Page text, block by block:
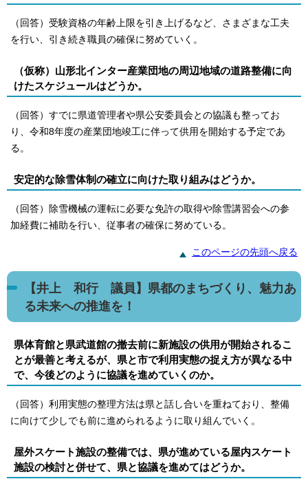
（回答）受験資格の年齢上限を引き上げるなど、さまざまな工夫
を行い、引き続き職員の確保に努めていく。
（仮称）山形北インター産業団地の周辺地域の道路整備に向
けたスケジュールはどうか。
（回答）すでに県道管理者や県公安委員会との協議も整ってお
り、令和8年度の産業団地竣工に伴って供用を開始する予定であ
る。
安定的な除雪体制の確立に向けた取り組みはどうか。
（回答）除雪機械の運転に必要な免許の取得や除雪講習会への参
加経費に補助を行い、従事者の確保に努めている。
このページの先頭へ戻る
【井上 和行 議員】県都のまちづくり、魅力あ
る未来への推進を！
県体育館と県武道館の撤去前に新施設の供用が開始されるこ
とが最善と考えるが、県と市で利用実態の捉え方が異なる中
で、今後どのように協議を進めていくのか。
（回答）利用実態の整理方法は県と話し合いを重ねており、整備
に向けて少しでも前に進められるように取り組んでいく。
屋外スケート施設の整備では、県が進めている屋内スケート
施設の検討と併せて、県と協議を進めてはどうか。